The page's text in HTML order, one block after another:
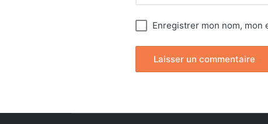
Enregistrer mon nom, mon